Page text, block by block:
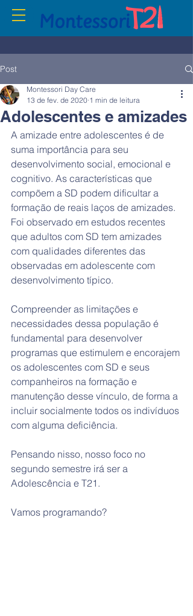
Post
Adolescentes e amizades
Montessori Day Care
13 de fev. de 2020 1 min de leitura
A amizade entre adolescentes é de
suma importância para seu
desenvolvimento social, emocional e
cognitivo. As características que
compõem a SD podem dificultar a
formação de reais laços de amizades.
Foi observado em estudos recentes
que adultos com SD tem amizades
com qualidades diferentes das
observadas em adolescente com
desenvolvimento típico.
Compreender as limitações e
necessidades dessa população é
fundamental para desenvolver
programas que estimulem e encorajem
os adolescentes com SD e seus
companheiros na formação e
manutenção desse vínculo, de forma a
incluir socialmente todos os indivíduos
com alguma deficiência.
Pensando nisso, nosso foco no
segundo semestre irá ser a
Adolescência e T21.
Vamos programando?